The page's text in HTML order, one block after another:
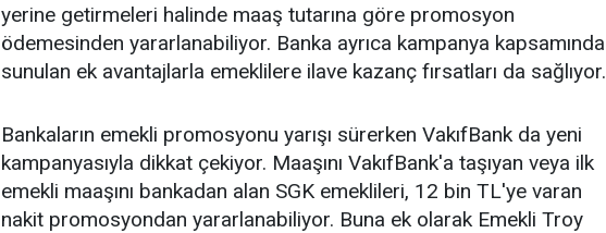
yerine getirmeleri halinde maaş tutarına göre promosyon
ödemesinden yararlanabiliyor. Banka ayrıca kampanya kapsamında
sunulan ek avantajlarla emeklilere ilave kazanç fırsatları da sağlıyor.
Bankaların emekli promosyonu yarışı sürerken VakıfBank da yeni
kampanyasıyla dikkat çekiyor. Maaşını VakıfBank'a taşıyan veya ilk
emekli maaşını bankadan alan SGK emeklileri, 12 bin TL'ye varan
nakit promosyondan yararlanabiliyor. Buna ek olarak Emekli Troy